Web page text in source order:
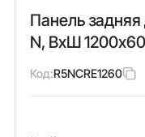
Панель задняя
N, ВхШ
Код:R5NCRE1260